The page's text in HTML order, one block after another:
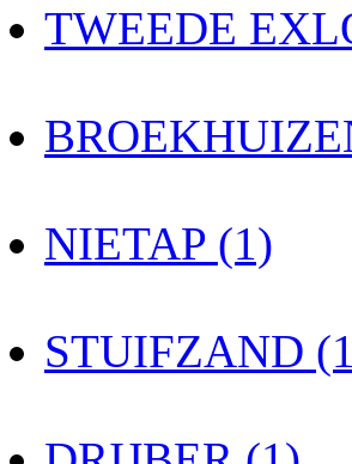
TWEEDE
NIETAP (1)
STUIFZAND